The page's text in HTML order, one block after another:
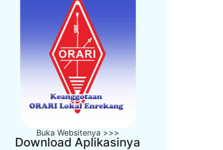
Buka Websitenya >>>
Download Aplikasinya